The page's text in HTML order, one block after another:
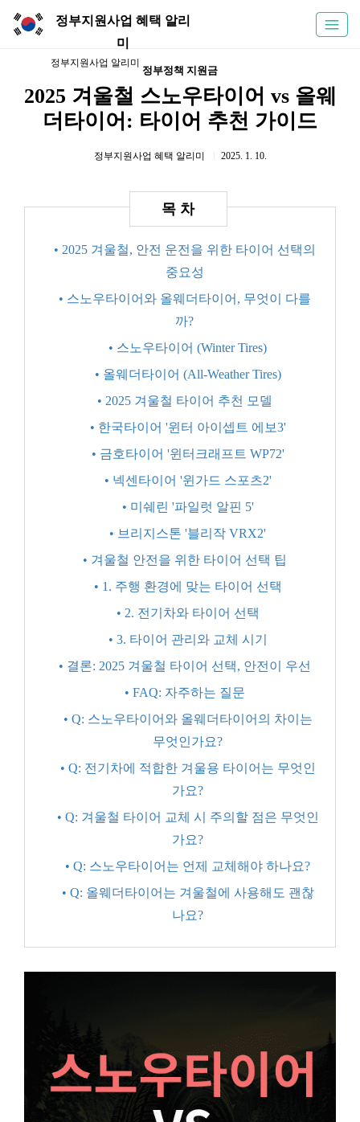
정부지원사업 혜택 알리
미
정부지원사업 알리미
정부정책 지원금
2025 겨울철 스노우타이어 vs 올웨
더타이어: 타이어 추천 가이드
정부지원사업 혜택 알리미 2025. 1. 10.
• 2025 겨울철, 안전 운전을 위한 타이어 선택의
중요성
• 스노우타이어와 올웨더타이어, 무엇이 다를
까?
• 스노우타이어 (Winter Tires)
• 올웨더타이어 (All-Weather Tires)
• 2025 겨울철 타이어 추천 모델
• 한국타이어 '윈터 아이셉트 에보3'
• 금호타이어 '윈터크래프트 WP72'
• 넥센타이어 '윈가드 스포츠2'
• 미쉐린 '파일럿 알핀 5'
• 브리지스톤 '블리작 VRX2'
• 겨울철 안전을 위한 타이어 선택 팁
• 1. 주행 환경에 맞는 타이어 선택
• 2. 전기차와 타이어 선택
• 3. 타이어 관리와 교체 시기
• 결론: 2025 겨울철 타이어 선택, 안전이 우선
• FAQ: 자주하는 질문
• Q: 스노우타이어와 올웨더타이어의 차이는
무엇인가요?
• Q: 전기차에 적합한 겨울용 타이어는 무엇인
가요?
• Q: 겨울철 타이어 교체 시 주의할 점은 무엇인
가요?
• Q: 스노우타이어는 언제 교체해야 하나요?
• Q: 올웨더타이어는 겨울철에 사용해도 괜찮
나요?